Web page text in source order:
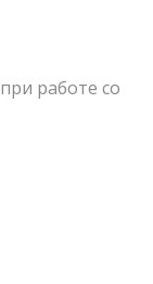
работе со